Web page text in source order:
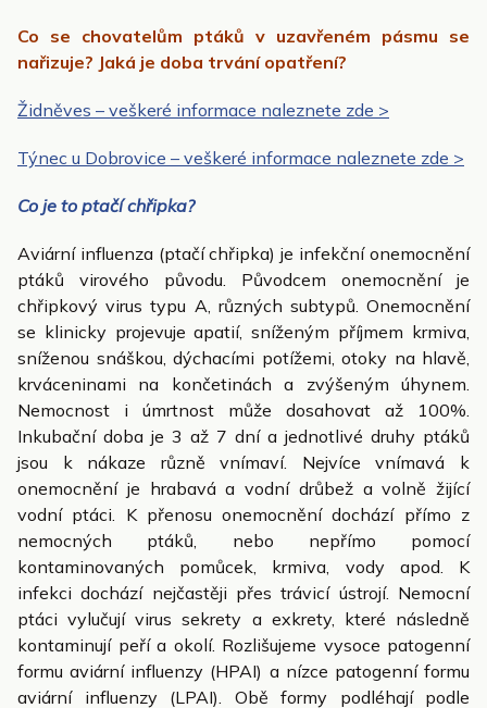
Co se chovatelům ptáků v uzavřeném pásmu se
nařizuje? Jaká je doba trvání opatření?
Židněves – veškeré informace naleznete zde >
Týnec u Dobrovice – veškeré informace naleznete zde >
Co je to ptačí chřipka?
Aviární influenza (ptačí chřipka) je infekční onemocnění
ptáků virového původu. Původcem onemocnění je
chřipkový virus typu A, různých subtypů. Onemocnění
se klinicky projevuje apatií, sníženým příjmem krmiva,
sníženou snáškou, dýchacími potížemi, otoky na hlavě,
krváceninami na končetinách a zvýšeným úhynem.
Nemocnost i úmrtnost může dosahovat až 100%.
Inkubační doba je 3 až 7 dní a jednotlivé druhy ptáků
jsou k nákaze různě vnímaví. Nejvíce vnímavá k
onemocnění je hrabavá a vodní drůbež a volně žijící
vodní ptáci. K přenosu onemocnění dochází přímo z
nemocných ptáků, nebo nepřímo pomocí
kontaminovaných pomůcek, krmiva, vody apod. K
infekci dochází nejčastěji přes trávicí ústrojí. Nemocní
ptáci vylučují virus sekrety a exkrety, které následně
kontaminují peří a okolí. Rozlišujeme vysoce patogenní
formu aviární influenzy (HPAI) a nízce patogenní formu
aviární influenzy (LPAI). Obě formy podléhají podle